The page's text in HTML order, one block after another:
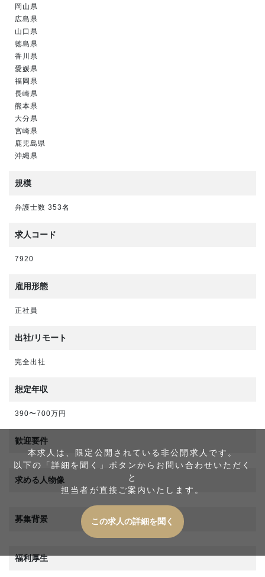
岡山県
広島県
山口県
徳島県
香川県
愛媛県
福岡県
長崎県
熊本県
大分県
宮崎県
鹿児島県
沖縄県
規模
弁護士数 353名
求人コード
7920
雇用形態
正社員
出社/リモート
完全出社
想定年収
390〜700万円
本求人は、限定公開されている非公開求人です。
以下の「詳細を聞く」ボタンからお問い合わせいただく
と
担当者が直接ご案内いたします。
この求人の詳細を聞く
歓迎要件
求める人物像
募集背景
福利厚生